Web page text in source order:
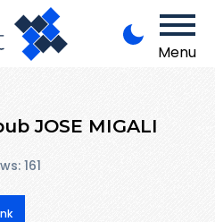
Menu
JOSE MIGALI
161